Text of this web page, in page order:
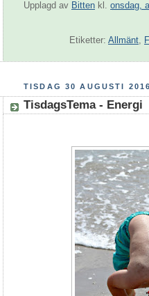
Upplagd av Bitten kl. onsdag,
Etiketter: Allmänt
TISDAG 30 AUGUSTI 2016
TisdagsTema - Energi